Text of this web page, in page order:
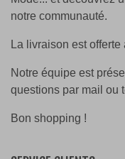
notre communauté.
La livraison est
Notre équipe est
questions par mail ou
Bon shopping !